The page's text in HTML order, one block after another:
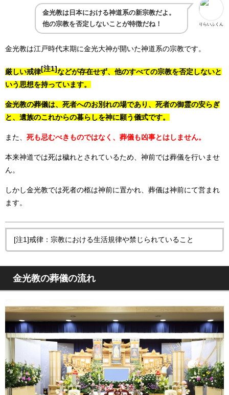
りらいふくん
金光教は日本における神道系の新宗教だよ。
他の宗教を否定しないことが特徴だね！
金光教は江戸時代末期に金光大神が開いた神道系の宗教です。
厳しい戒律[注1]などが存在せず、他のすべての宗教を否定しないと
いう思想を持っています。
金光教の葬儀は、死者へのお別れの場であり、死者の御霊の安らぎ
と、遺族のこれからの暮らしを神に願う儀式です。
また、 死も忌むべきものではなく、葬儀も凶事とはしません。
本来神道では死は穢れとされているため、神前では葬儀を行いませ
ん。
しかし金光教では死者の柩は神前に置かれ、葬儀は神前にて営まれ
ます。
[注1]戒律：宗教における生活規律や禁じられていること
金光教の葬儀の流れ